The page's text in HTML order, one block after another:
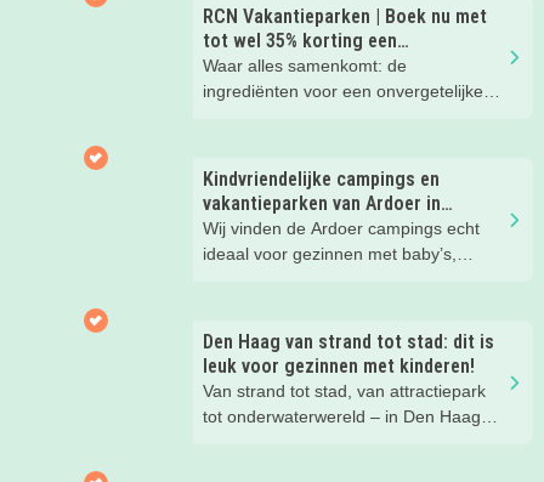
RCN Vakantieparken | Boek nu met
tot wel 35% korting een
zomervakantie!
Waar alles samenkomt: de
ingrediënten voor een onvergetelijke
Kindvriendelijke campings en
vakantieparken van Ardoer in
Nederland
Wij vinden de Ardoer campings echt
ideaal voor gezinnen met baby’s,
Den Haag van strand tot stad: dit is
leuk voor gezinnen met kinderen!
Van strand tot stad, van attractiepark
tot onderwaterwereld – in Den Haag